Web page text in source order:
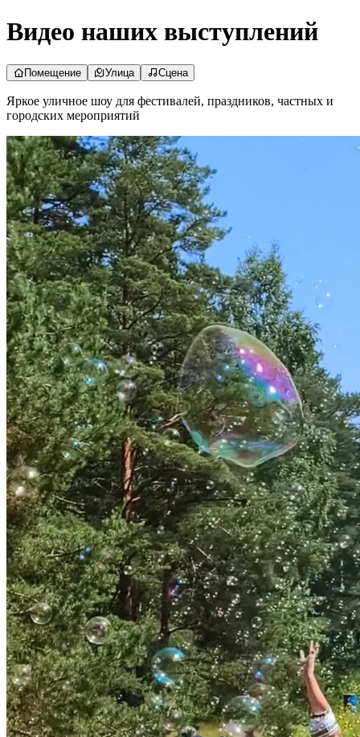
Видео наших выступлений
Помещение Улица Сцена
Яркое уличное шоу для фестивалей, праздников, частных и
городских мероприятий